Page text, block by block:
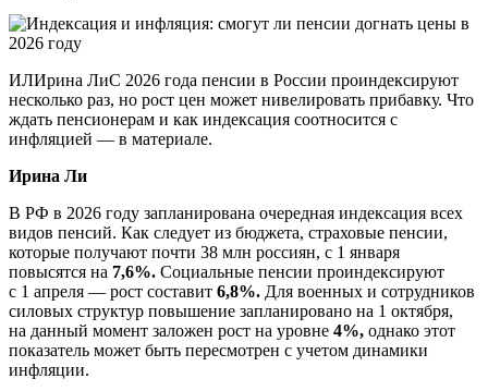
ИЛИрина ЛиС 2026 года пенсии в России проиндексируют
несколько раз, но рост цен может нивелировать прибавку. Что
ждать пенсионерам и как индексация соотносится с
инфляцией — в материале.
Ирина Ли
В РФ в 2026 году запланирована очередная индексация всех
видов пенсий. Как следует из бюджета, страховые пенсии,
которые получают почти 38 млн россиян, с 1 января
повысятся на 7,6%. Социальные пенсии проиндексируют
с 1 апреля — рост составит 6,8%. Для военных и сотрудников
силовых структур повышение запланировано на 1 октября,
на данный момент заложен рост на уровне 4%, однако этот
показатель может быть пересмотрен с учетом динамики
инфляции.